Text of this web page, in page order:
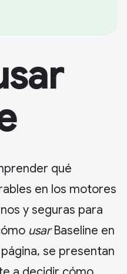
qué
en los motores
y seguras para
usarBaseline en
se presentan